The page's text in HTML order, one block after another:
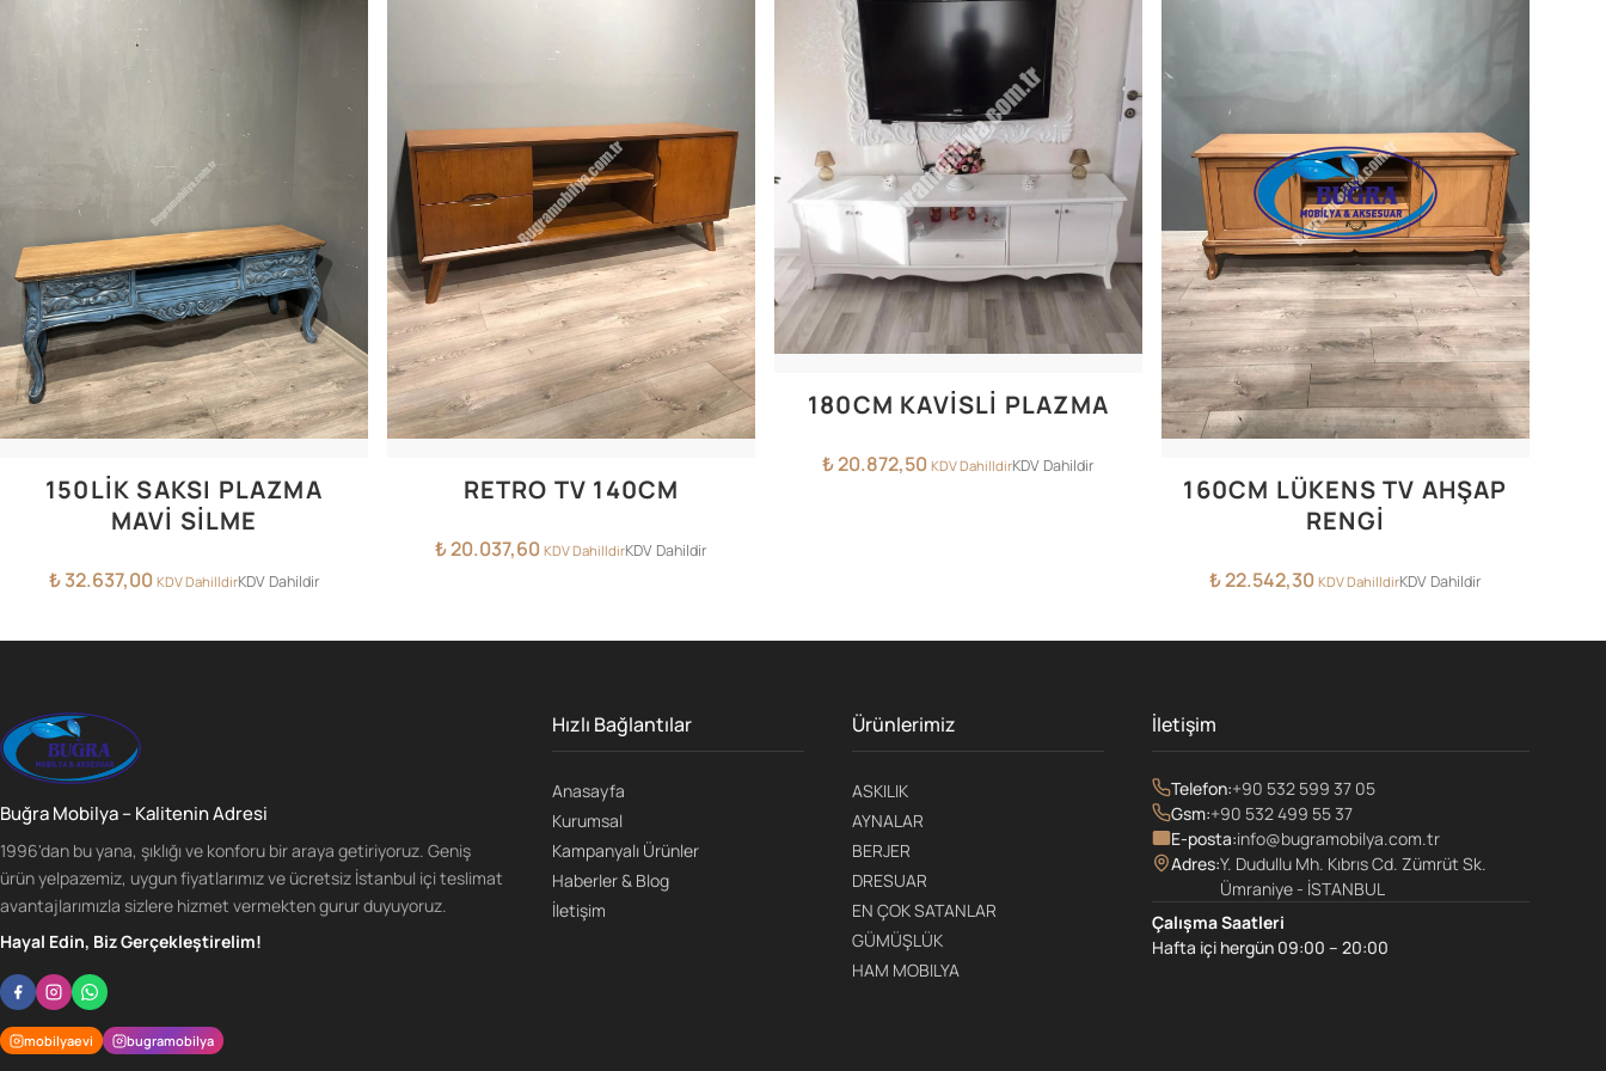
150LİK SAKSI PLAZMA
MAVİ SİLME
₺32.637,00 KDV DahilldirKDV Dahildir
RETRO TV 140CM
₺20.037,60 KDV DahilldirKDV Dahildir
180CM KAVİSLİ PLAZMA
₺20.872,50 KDV DahilldirKDV Dahildir
160CM LÜKENS TV AHŞAP
RENGİ
₺22.542,30 KDV DahilldirKDV Dahildir
Buğra Mobilya – Kalitenin Adresi
1996'dan bu yana, şıklığı ve konforu bir araya getiriyoruz. Geniş
ürün yelpazemiz, uygun fiyatlarımız ve ücretsiz İstanbul içi teslimat
avantajlarımızla sizlere hizmet vermekten gurur duyuyoruz.
Hayal Edin, Biz Gerçekleştirelim!
mobilyaevi bugramobilya
Hızlı Bağlantılar
Anasayfa
Kurumsal
Kampanyalı Ürünler
Haberler & Blog
İletişim
Ürünlerimiz
ASKILIK
AYNALAR
BERJER
DRESUAR
EN ÇOK SATANLAR
GÜMÜŞLÜK
HAM MOBILYA
İletişim
Telefon:+90 532 599 37 05
Gsm:+90 532 499 55 37
E-posta:info@bugramobilya.com.tr
Adres:Y. Dudullu Mh. Kıbrıs Cd. Zümrüt Sk.
Ümraniye - İSTANBUL
Çalışma Saatleri
Hafta içi hergün 09:00 – 20:00